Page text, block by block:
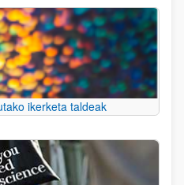
ikerketa taldeak